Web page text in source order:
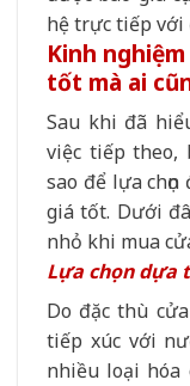
hệ trực tiếp với
Kinh
tốt mà ai
Sau khi đã
việc tiếp theo,
sao để lựa
giá tốt. Dưới
nhỏ khi mua
Lựa chọn dựa
Do đặc thù
tiếp xúc với
nhiều loại hóa